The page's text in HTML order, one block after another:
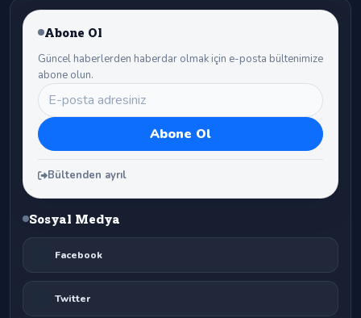
Abone Ol
Güncel haberlerden haberdar olmak için e-posta bültenimize
abone olun.
Bültenden ayrıl
Sosyal Medya
Facebook
Twitter